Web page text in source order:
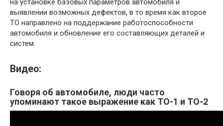
на установке базовых параметров автомобиля и
выявлении возможных дефектов, в то время как второе
ТО направлено на поддержание работоспособности
автомобиля и обновление его составляющих деталей и
систем.
Видео:
Говоря об автомобиле, люди часто
упоминают такое выражение как ТО-1 и ТО-2